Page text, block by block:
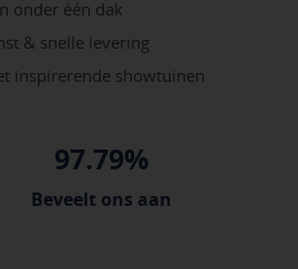
onder één dak
& snelle levering
inspirerende showtuinen
97.79%
Beveelt ons aan